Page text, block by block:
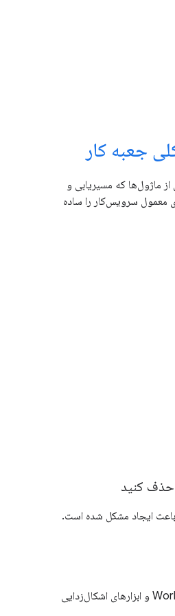
جعبه کار
ماژول‌ها که مسیریابی و
معمول سرویس‌کار را ساده
حذف کنید
ایجاد مشکل شده است.
نگاهی به ویژگی‌های گزارش Workbox و ابزارهای اشکال‌زدایی